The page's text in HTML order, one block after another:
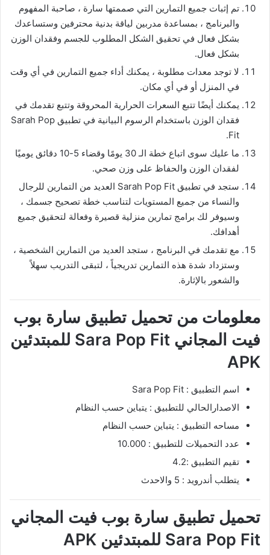
تم إثبات جميع التمارين التي صممتها سارة ، صاحبة المفهوم
والبرنامج ، بمساعدة مدربين لياقة بدنية محترفين وستساعدك
بشكل فعال في تحقيق الشكل المطلوب للجسم وفقدان الوزن
بشكل فعال.
لا توجد معدات مطلوبة ، يمكنك أداء جميع التمارين في أي وقت
في المنزل أو في أي مكان.
يمكنك أيضًا تتبع السعرات الحرارية المحروقة وتتبع تقدمك في
فقدان الوزن باستخدام الرسوم البيانية في تطبيق Sarah Pop
Fit.
ما عليك سوى اتباع خطة الـ 30 يومًا وقضاء 5-10 دقائق يوميًا
لفقدان الوزن والحفاظ على وزن صحي.
ستجد في تطبيق Sarah Pop Fit العديد من التمارين للرجال
والنساء من جميع المستويات لتناسب خطة تصحيح جسمك ،
وسيوفر لك برامج تمارين منزلية قصيرة وفعالة لتحقيق جميع
أهدافك.
مع تقدمك في البرنامج ، ستجد العديد من التمارين الشخصية ،
وستزداد شدة هذه التمارين تدريجياً ، لتبقى التدريب سهلاً
والشعور بالإثارة.
معلومات من تحميل تطبيق سارة بوب
فيت المجاني Sara Pop Fit للمبتدئين
APK
اسم التطبيق : Sara Pop Fit
الاصدارالحالي للتطبيق : يتباين حسب النظام
مساحه التطبيق : يتباين حسب النظام
عدد التحميلات للتطبيق : 10.000
تقيم التطبيق :4.2
يتطلب أندرويد : 5 والاحدث
تحميل تطبيق سارة بوب فيت المجاني
Sara Pop Fit للمبتدئين APK